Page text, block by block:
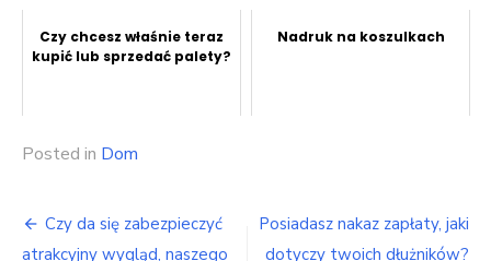
Czy chcesz właśnie teraz
kupić lub sprzedać palety?
Nadruk na koszulkach
Posted in Dom
Nawigacja
Czy da się zabezpieczyć
atrakcyjny wygląd, naszego
Posiadasz nakaz zapłaty, jaki
dotyczy twoich dłużników?